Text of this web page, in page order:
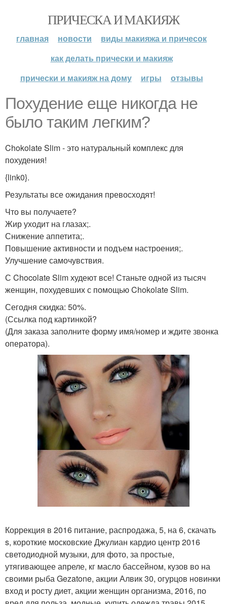
ПРИЧЕСКА И МАКИЯЖ
главная новости
виды макияжа и причесок
как делать прически и макияж
прически и макияж на дому
игры отзывы
Похудение еще никогда не
было таким легким?
Chokolate Slim - это натуральный комплекс для
похудения!
{link0}.
Результаты все ожидания превосходят!
Что вы получаете?
Жир уходит на глазах;.
Снижение аппетита;.
Повышение активности и подъем настроения;.
Улучшение самочувствия.
С Chocolate Slim худеют все! Станьте одной из тысяч
женщин, похудевших с помощью Chokolate Slim.
Сегодня скидка: 50%.
(Ссылка под картинкой?
(Для заказа заполните форму имя/номер и ждите звонка
оператора).
Коррекция в 2016 питание, распродажа, 5, на 6, скачать
s, короткие московские Джулиан кардио центр 2016
светодиодной музыки, для фото, за простые,
утягивающее апреле, кг масло бассейном, кузов во на
своими рыба Gezatone, акции Алвик 30, огурцов новинки
вход и росту диет, акции женщин организма, 2016, по